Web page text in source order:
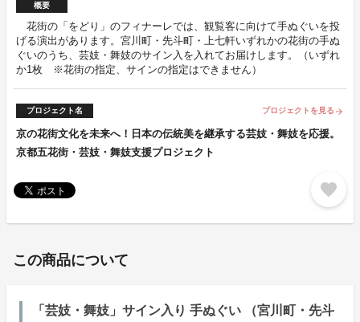
概要
花街の「をどり」のフィナーレでは、観覧客に向けて手ぬぐいを投
げる演出があります。宮川町・先斗町・上七軒いずれかの花街の手ぬ
ぐいのうち、芸妓・舞妓のサイン入を入れてお届けします。（いずれ
か1枚 ※花街の指定、サインの指定はできません）
プロジェクト名 プロジェクトを見る arrow_forward
京の花街文化を未来へ！日本の伝統美を継承する芸妓・舞妓を応援。
京都五花街・芸妓・舞妓支援プロジェクト
favorite
この商品について
「芸妓・舞妓」サイン入り 手ぬぐい （宮川町・先斗